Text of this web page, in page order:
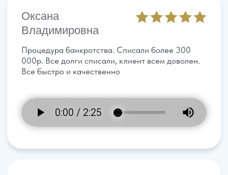
Живые отзывы
Telegram. Там вы сможете увидеть "живых" людей
Полезная информация